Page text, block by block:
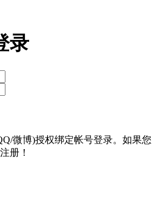
录
微博)授权绑定帐号登录。如果您
册！